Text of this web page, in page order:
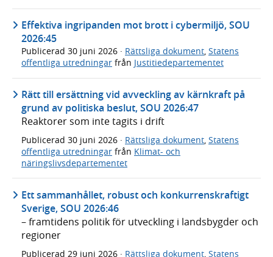
Effektiva ingripanden mot brott i cybermiljö, SOU
2026:45
Publicerad 30 juni 2026 · Rättsliga dokument, Statens
offentliga utredningar från Justitiedepartementet
Rätt till ersättning vid avveckling av kärnkraft på
grund av politiska beslut, SOU 2026:47
Reaktorer som inte tagits i drift
Publicerad 30 juni 2026 · Rättsliga dokument, Statens
offentliga utredningar från Klimat- och
näringslivsdepartementet
Ett sammanhållet, robust och konkurrenskraftigt
Sverige, SOU 2026:46
– framtidens politik för utveckling i landsbygder och
regioner
Publicerad 29 juni 2026 · Rättsliga dokument Statens